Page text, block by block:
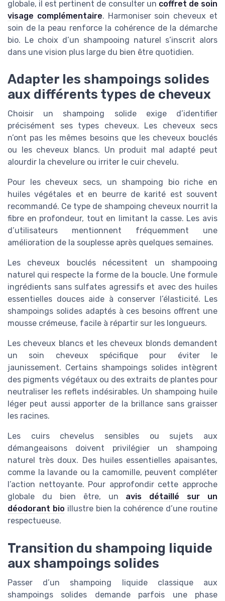
globale, il est pertinent de consulter un coffret de soin
visage complémentaire. Harmoniser soin cheveux et
soin de la peau renforce la cohérence de la démarche
bio. Le choix d’un shampooing naturel s’inscrit alors
dans une vision plus large du bien être quotidien.
Adapter les shampoings solides
aux différents types de cheveux
Choisir un shampoing solide exige d’identifier
précisément ses types cheveux. Les cheveux secs
n’ont pas les mêmes besoins que les cheveux bouclés
ou les cheveux blancs. Un produit mal adapté peut
alourdir la chevelure ou irriter le cuir chevelu.
Pour les cheveux secs, un shampoing bio riche en
huiles végétales et en beurre de karité est souvent
recommandé. Ce type de shampoing cheveux nourrit la
fibre en profondeur, tout en limitant la casse. Les avis
d’utilisateurs mentionnent fréquemment une
amélioration de la souplesse après quelques semaines.
Les cheveux bouclés nécessitent un shampooing
naturel qui respecte la forme de la boucle. Une formule
ingrédients sans sulfates agressifs et avec des huiles
essentielles douces aide à conserver l’élasticité. Les
shampoings solides adaptés à ces besoins offrent une
mousse crémeuse, facile à répartir sur les longueurs.
Les cheveux blancs et les cheveux blonds demandent
un soin cheveux spécifique pour éviter le
jaunissement. Certains shampoings solides intègrent
des pigments végétaux ou des extraits de plantes pour
neutraliser les reflets indésirables. Un shampoing huile
léger peut aussi apporter de la brillance sans graisser
les racines.
Les cuirs chevelus sensibles ou sujets aux
démangeaisons doivent privilégier un shampoing
naturel très doux. Des huiles essentielles apaisantes,
comme la lavande ou la camomille, peuvent compléter
l’action nettoyante. Pour approfondir cette approche
globale du bien être, un avis détaillé sur un
déodorant bio illustre bien la cohérence d’une routine
respectueuse.
Transition du shampoing liquide
aux shampoings solides
Passer d’un shampoing liquide classique aux
shampoings solides demande parfois une phase